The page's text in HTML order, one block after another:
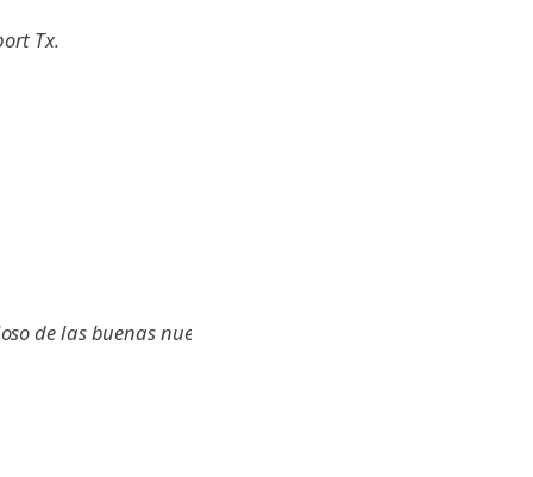
Tx.
de las buenas nuevas,